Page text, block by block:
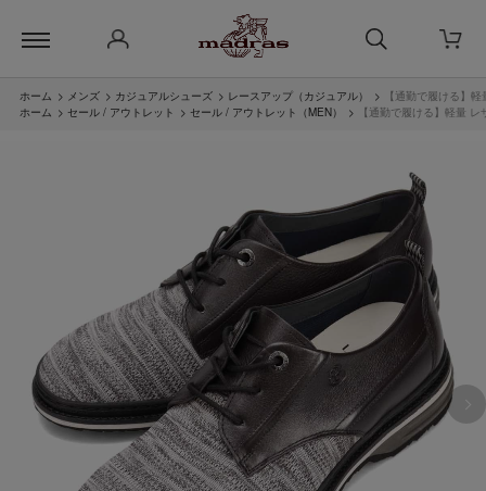
ホーム > メンズ > カジュアルシューズ > レースアップ（カジュアル） >
【通勤で履ける】
ホーム > セール / アウトレット > セール / アウトレット（MEN） > 【通勤で履ける】軽量